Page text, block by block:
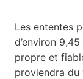
Les ententes
d’environ
propre et
proviendra